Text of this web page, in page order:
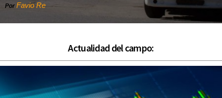
Por Favio Re
Actualidad del campo: